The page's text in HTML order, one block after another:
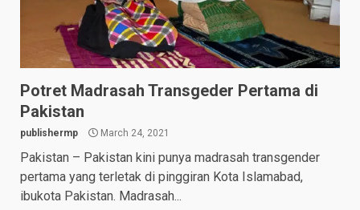
Potret Madrasah Transgeder Pertama di
Pakistan
publishermp March 24, 2021
Pakistan – Pakistan kini punya madrasah transgender
pertama yang terletak di pinggiran Kota Islamabad,
ibukota Pakistan. Madrasah...